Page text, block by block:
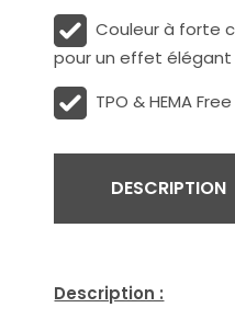
Couleur à forte
pour un effet élégant
TPO & HEMA Free
DESCRIPTION
Description :